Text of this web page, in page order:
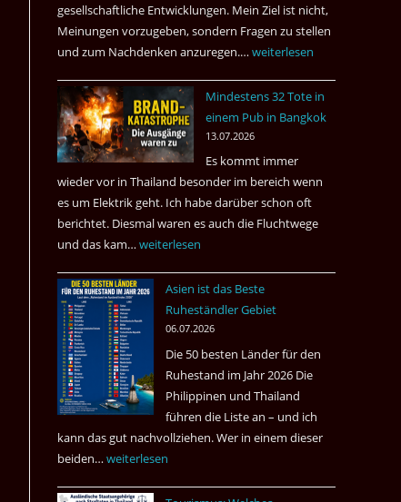
gesellschaftliche Entwicklungen. Mein Ziel ist nicht,
Meinungen vorzugeben, sondern Fragen zu stellen
und zum Nachdenken anzuregen.… Russland
Was
hätte
sein
können?
|
Helmut
Ham
nach
weiterlesen
Mindestens 32 Tote in
einem Pub in Bangkok
13.07.2026
Es kommt immer
wieder vor in Thailand besonder im bereich wenn
es um Elektrik geht. Ich habe darüber schon oft
berichtet. Diesmal waren es auch die Fluchtwege
und das kam…Mindestens
Tote
einem
in
Bangkok
weiterlesen
Asien ist das Beste
Ruheständler Gebiet
06.07.2026
Die 50 besten Länder für den
Ruhestand im Jahr 2026 Die
Philippinen und Thailand
führen die Liste an – und ich
kann das gut nachvollziehen. Wer in einem dieser
beiden… Asien
weiterlesen